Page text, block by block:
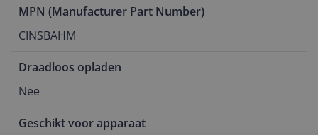
MPN (Manufacturer Part Number)
CINSBAHM
Draadloos opladen
Nee
Geschikt voor apparaat